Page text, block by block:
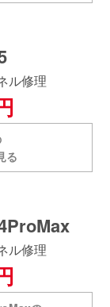
ル修理
る
ル修理